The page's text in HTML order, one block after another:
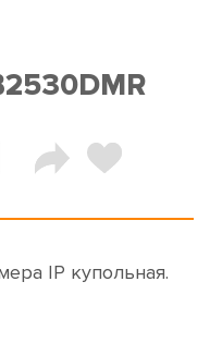
IP купольная.